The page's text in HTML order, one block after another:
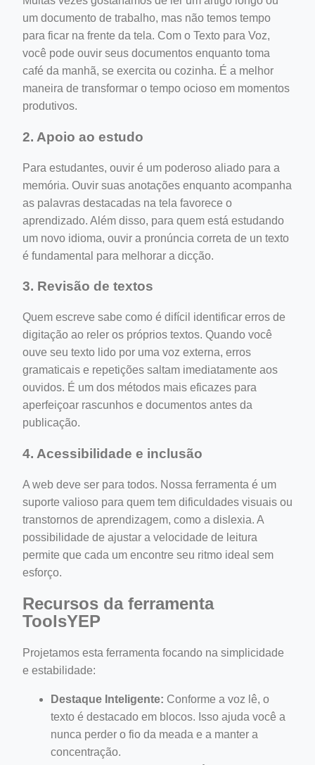
um documento de trabalho, mas não temos tempo
para ficar na frente da tela. Com o Texto para Voz,
você pode ouvir seus documentos enquanto toma
café da manhã, se exercita ou cozinha. É a melhor
maneira de transformar o tempo ocioso em momentos
produtivos.
2. Apoio ao estudo
Para estudantes, ouvir é um poderoso aliado para a
memória. Ouvir suas anotações enquanto acompanha
as palavras destacadas na tela favorece o
aprendizado. Além disso, para quem está estudando
um novo idioma, ouvir a pronúncia correta de un texto
é fundamental para melhorar a dicção.
3. Revisão de textos
Quem escreve sabe como é difícil identificar erros de
digitação ao reler os próprios textos. Quando você
ouve seu texto lido por uma voz externa, erros
gramaticais e repetições saltam imediatamente aos
ouvidos. É um dos métodos mais eficazes para
aperfeiçoar rascunhos e documentos antes da
publicação.
4. Acessibilidade e inclusão
A web deve ser para todos. Nossa ferramenta é um
suporte valioso para quem tem dificuldades visuais ou
transtornos de aprendizagem, como a dislexia. A
possibilidade de ajustar a velocidade de leitura
permite que cada um encontre seu ritmo ideal sem
esforço.
Recursos da ferramenta
ToolsYEP
Projetamos esta ferramenta focando na simplicidade
e estabilidade:
Destaque Inteligente: Conforme a voz lê, o
texto é destacado em blocos. Isso ajuda você a
nunca perder o fio da meada e a manter a
concentração.